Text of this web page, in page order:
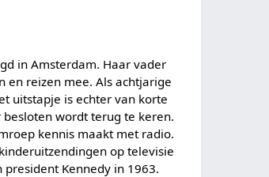
in Amsterdam. Haar vader
en reizen mee. Als achtjarige
uitstapje is echter van korte
wordt terug te keren.
kennis maakt met radio.
op televisie
Kennedy in 1963.